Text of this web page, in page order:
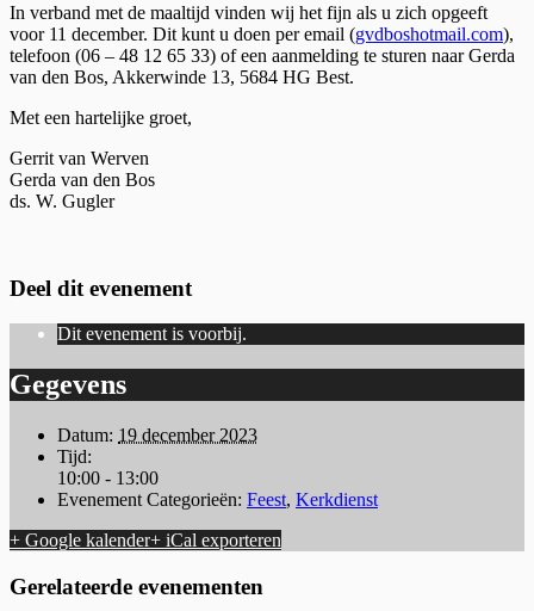
In verband met de maaltijd vinden wij het fijn als u zich opgeeft
voor 11 december. Dit kunt u doen per email (gvdboshotmail.com),
telefoon (06 – 48 12 65 33) of een aanmelding te sturen naar Gerda
van den Bos, Akkerwinde 13, 5684 HG Best.
Met een hartelijke groet,
Gerrit van Werven
Gerda van den Bos
ds. W. Gugler
Deel dit evenement
Dit evenement is voorbij.
Gegevens
Datum: 19 december 2023
Tijd:
10:00 - 13:00
Evenement Categorieën: Feest, Kerkdienst
+ Google kalender+ iCal exporteren
Gerelateerde evenementen